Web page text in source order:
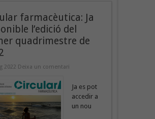
farmacèutica: Ja
l’edició del
quadrimestre de
2022 Deixa un comentari
Ja es pot
accedir a
un nou